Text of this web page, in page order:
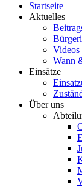
Startseite
Aktuelles
Videos
Wann
Einsätze
Über uns